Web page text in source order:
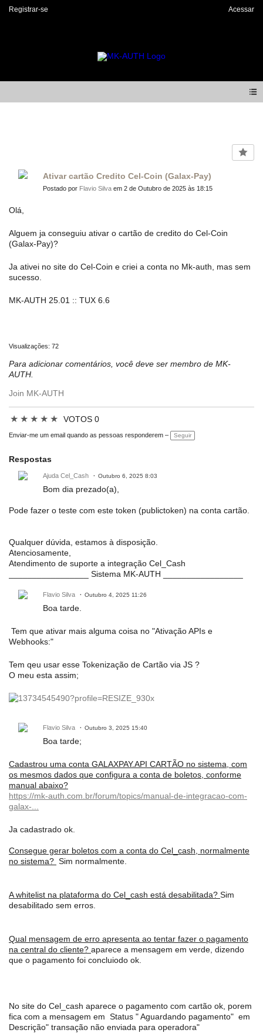
Registrar-se Acessar
Ativar cartão Credito Cel-Coin (Galax-Pay)
Postado por Flavio Silva em 2 de Outubro de 2025 às 18:15
Olá,
Alguem ja conseguiu ativar o cartão de credito do Cel-Coin
(Galax-Pay)?
Ja ativei no site do Cel-Coin e criei a conta no Mk-auth, mas sem
sucesso.
MK-AUTH 25.01 :: TUX 6.6
Visualizações: 72
Para adicionar comentários, você deve ser membro de MK-
AUTH.
Join MK-AUTH
★ ★ ★ ★ ★ VOTOS 0
Enviar-me um email quando as pessoas responderem – Seguir
Respostas
Ajuda Cel_Cash Outubro 6, 2025 8:03
Bom dia prezado(a),
Pode fazer o teste com este token (publictoken) na conta cartão.
Qualquer dúvida, estamos à disposição.
Atenciosamente,
Atendimento de suporte a integração Cel_Cash
_________________ Sistema MK-AUTH _________________
Flavio Silva Outubro 4, 2025 11:26
Boa tarde.
Tem que ativar mais alguma coisa no "Ativação APIs e
Webhooks:"
Tem qeu usar esse Tokenização de Cartão via JS ?
O meu esta assim;
Flavio Silva Outubro 3, 2025 15:40
Boa tarde;
Cadastrou uma conta GALAXPAY.API CARTÃO no sistema, com
os mesmos dados que configura a conta de boletos, conforme
manual abaixo?
https://mk-auth.com.br/forum/topics/manual-de-integracao-com-
galax-...
Ja cadastrado ok.
Consegue gerar boletos com a conta do Cel_cash, normalmente
no sistema? Sim normalmente.
A whitelist na plataforma do Cel_cash está desabilitada? Sim
desabilitado sem erros.
Qual mensagem de erro apresenta ao tentar fazer o pagamento
na central do cliente? aparece a mensagem em verde, dizendo
que o pagamento foi concluiodo ok.
No site do Cel_cash aparece o pagamento com cartão ok, porem
fica com a mensagem em Status " Aguardando pagamento" em
Descrição" transação não enviada para operadora"